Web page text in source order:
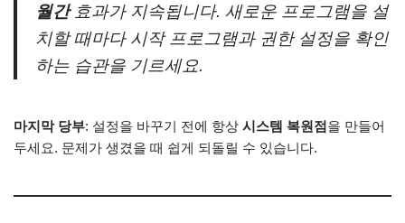
월간효과가 지속됩니다. 새로운 프로그램을 설
치할 때마다 시작 프로그램과 권한 설정을 확인
하는 습관을 기르세요.
마지막 당부: 설정을 바꾸기 전에 항상 시스템 복원점을 만들어
두세요. 문제가 생겼을 때 쉽게 되돌릴 수 있습니다.